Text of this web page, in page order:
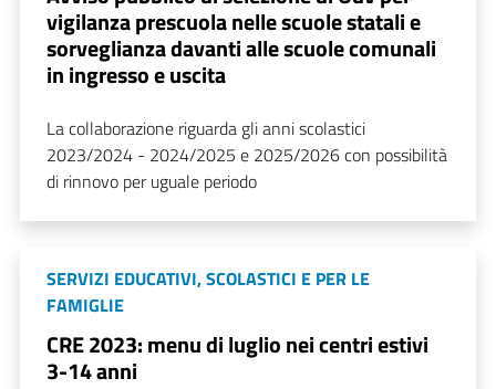
vigilanza prescuola nelle scuole statali e
sorveglianza davanti alle scuole comunali
in ingresso e uscita
La collaborazione riguarda gli anni scolastici
2023/2024 - 2024/2025 e 2025/2026 con possibilità
di rinnovo per uguale periodo
SERVIZI EDUCATIVI, SCOLASTICI E PER LE
FAMIGLIE
CRE 2023: menu di luglio nei centri estivi
3-14 anni